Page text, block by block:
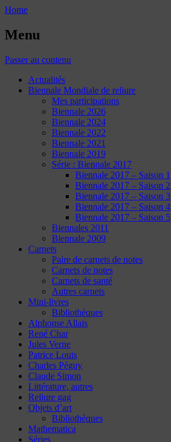
Home
Menu
Passer au contenu
Actualités
Biennale Mondiale de reliure
Mes participations
Biennale 2026
Biennale 2024
Biennale 2022
Biennale 2021
Biennale 2019
Série : Biennale 2017
Biennale 2017 – Saison 1
Biennale 2017 – Saison 2
Biennale 2017 – Saison 3
Biennale 2017 – Saison 4
Biennale 2017 – Saison 5
Biennales 2011
Biennale 2009
Carnets
Paire de carnets de notes
Carnets de notes
Carnets de santé
Autres carnets
Mini-livres
Bibliothèques
Alphonse Allais
René Char
Jules Verne
Patrice Louis
Charles Péguy
Claude Simon
Littérature, autres
Reliure gag
Objets d’art
Bibliothèques
Mathematica
Séries